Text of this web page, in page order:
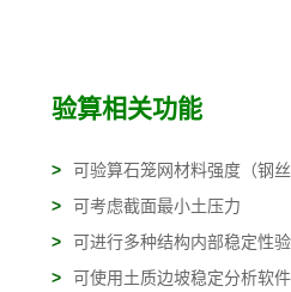
验算相关功能
> 可验算石笼网材料强度（钢
> 可考虑截面最小土压力
> 可进行多种结构内部稳定性
>
可使用土质边坡稳定分析软